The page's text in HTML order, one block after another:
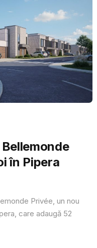
în Pipera
Privée, un nou
care adaugă 52